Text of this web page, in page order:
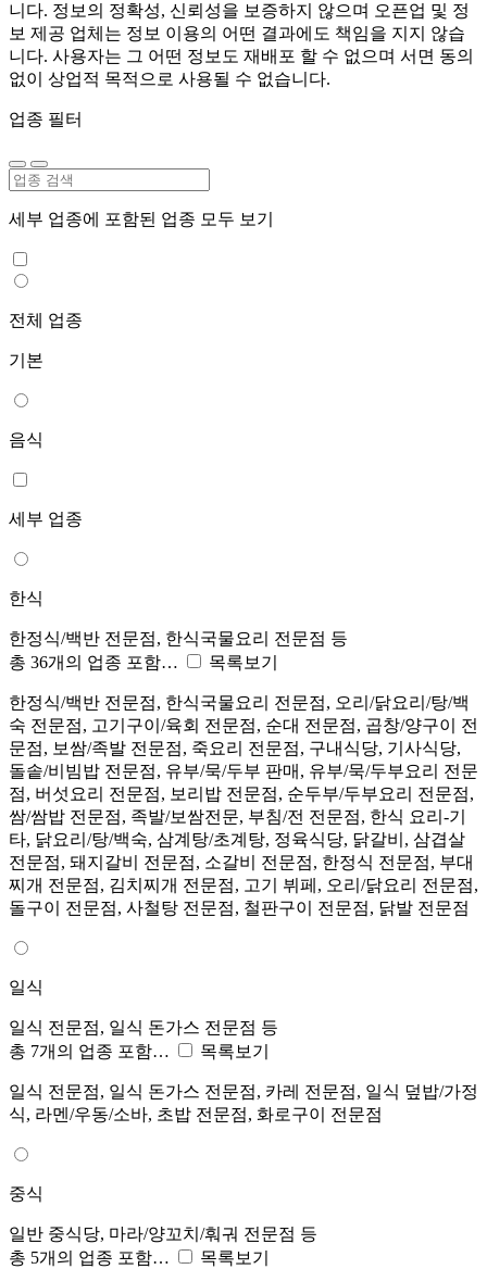
니다. 정보의 정확성, 신뢰성을 보증하지 않으며 오픈업 및 정
보 제공 업체는 정보 이용의 어떤 결과에도 책임을 지지 않습
니다. 사용자는 그 어떤 정보도 재배포 할 수 없으며 서면 동의
없이 상업적 목적으로 사용될 수 없습니다.
업종 필터
세부 업종에 포함된 업종 모두 보기
전체 업종
기본
음식
세부 업종
한식
한정식/백반 전문점, 한식국물요리 전문점 등
총 36개의 업종 포함…
목록보기
한정식/백반 전문점, 한식국물요리 전문점, 오리/닭요리/탕/백
숙 전문점, 고기구이/육회 전문점, 순대 전문점, 곱창/양구이 전
문점, 보쌈/족발 전문점, 죽요리 전문점, 구내식당, 기사식당,
돌솥/비빔밥 전문점, 유부/묵/두부 판매, 유부/묵/두부요리 전문
점, 버섯요리 전문점, 보리밥 전문점, 순두부/두부요리 전문점,
쌈/쌈밥 전문점, 족발/보쌈전문, 부침/전 전문점, 한식 요리-기
타, 닭요리/탕/백숙, 삼계탕/초계탕, 정육식당, 닭갈비, 삼겹살
전문점, 돼지갈비 전문점, 소갈비 전문점, 한정식 전문점, 부대
찌개 전문점, 김치찌개 전문점, 고기 뷔페, 오리/닭요리 전문점,
돌구이 전문점, 사철탕 전문점, 철판구이 전문점, 닭발 전문점
일식
일식 전문점, 일식 돈가스 전문점 등
총 7개의 업종 포함…
목록보기
일식 전문점, 일식 돈가스 전문점, 카레 전문점, 일식 덮밥/가정
식, 라멘/우동/소바, 초밥 전문점, 화로구이 전문점
중식
일반 중식당, 마라/양꼬치/훠궈 전문점 등
총 5개의 업종 포함…
목록보기